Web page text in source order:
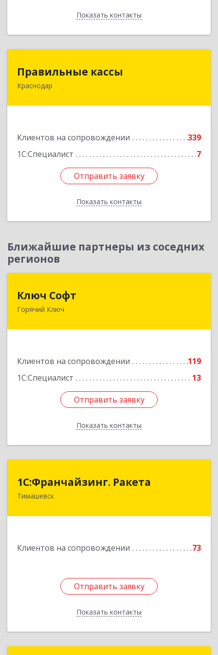
Показать контакты
Назад
Правильные кассы
Краснодар
Клиентов на сопровождении
339
1С:Специалист
7
Отправить заявку
Показать контакты
350075, Краснодарский край, Краснодар г, им
Отправить заявку
Назад
Ближайшие партнеры из соседних
регионов
Ключ Софт
Горячий Ключ
Клиентов на сопровождении
119
1С:Специалист
13
Отправить заявку
Показать контакты
353287, Краснодарский край, Горячий Ключ г,
Отправить заявку
Назад
1С:Франчайзинг. Ракета
Тимашевск
Клиентов на сопровождении 73
Отправить заявку
Показать контакты
1С:Франчайзинг. Ракета
Краснодарский край, Тимашевский р-н,
Отправить заявку
Назад